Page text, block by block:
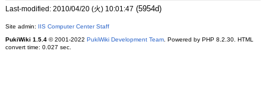
Last-modified: 2010/04/20 (火) 10:01:47 (5954d)
Site admin: IIS Computer Center Staff
PukiWiki 1.5.4© 2001-2022 PukiWiki Development Team. Powered by PHP 8.2.30. HTML
convert time: 0.027 sec.